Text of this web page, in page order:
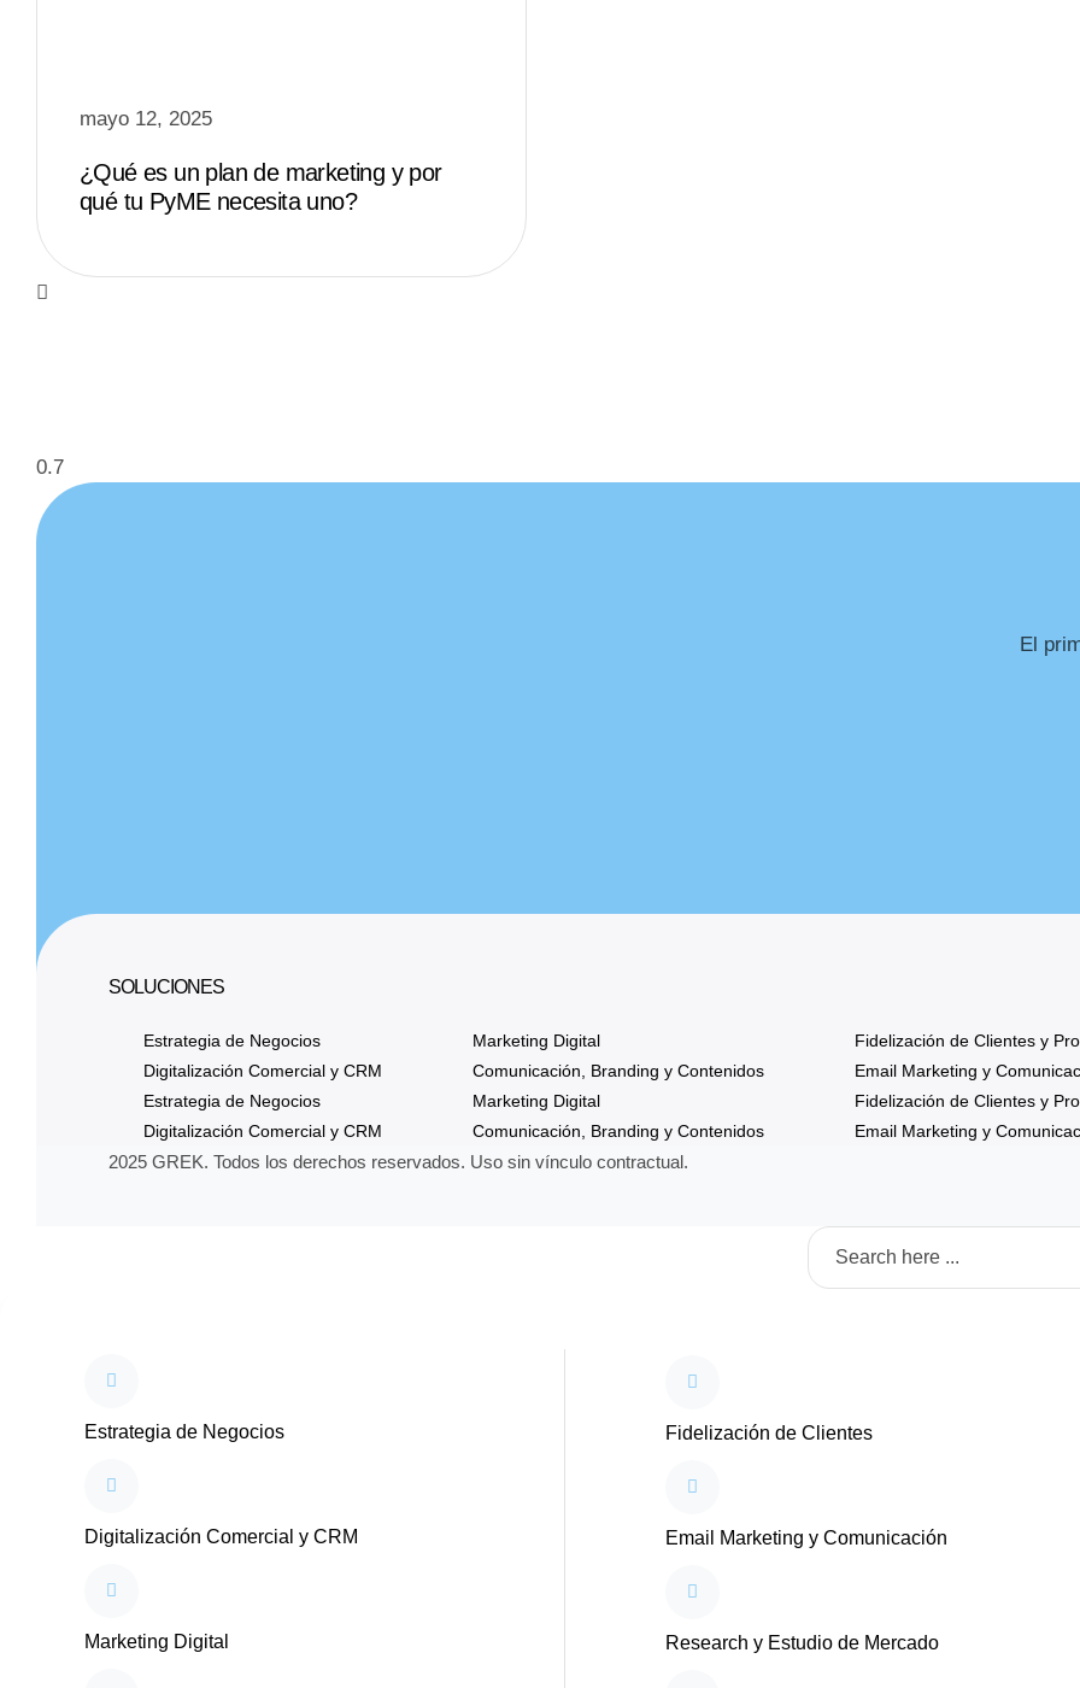
mayo 12, 2025
¿Qué es un plan de marketing y por
qué tu PyME necesita uno?
El
SOLUCIONES
Estrategia de Negocios
Digitalización Comercial y CRM
Estrategia de Negocios
Digitalización Comercial y CRM
Marketing Digital
Comunicación, Branding y Contenidos
Marketing Digital
Comunicación, Branding y Contenidos
Fidelización de Clientes y
Email Marketing y
Fidelización de Clientes y
Email Marketing y
2025 GREK. Todos los derechos reservados. Uso sin vínculo contractual.
Inactive
Estrategia de Negocios
Digitalización Comercial y CRM
Marketing Digital
Fidelización de Clientes
Email Marketing y Comunicación
Research y Estudio de Mercado